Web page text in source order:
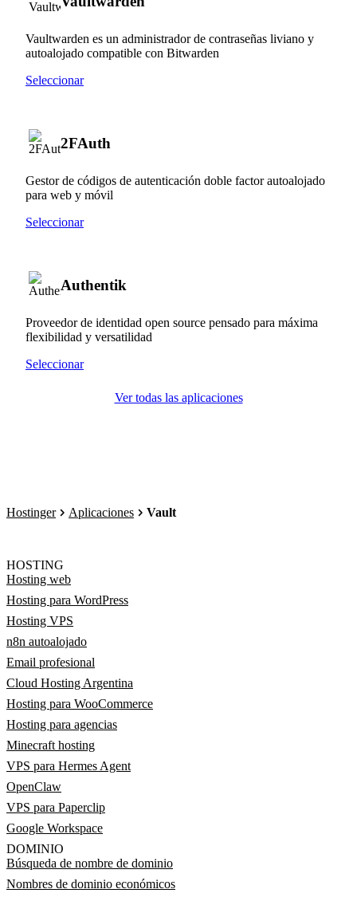
Vaultwarden es un administrador de contraseñas liviano y
autoalojado compatible con Bitwarden
Seleccionar
2FAuth
Gestor de códigos de autenticación doble factor autoalojado
para web y móvil
Seleccionar
Authentik
Proveedor de identidad open source pensado para máxima
flexibilidad y versatilidad
Seleccionar
Ver todas las aplicaciones
Hostinger Aplicaciones Vault
HOSTING
Hosting web
Hosting para WordPress
Hosting VPS
n8n autoalojado
Email profesional
Cloud Hosting Argentina
Hosting para WooCommerce
Hosting para agencias
Minecraft hosting
VPS para Hermes Agent
OpenClaw
VPS para Paperclip
Google Workspace
DOMINIO
Búsqueda de nombre de dominio
Nombres de dominio económicos